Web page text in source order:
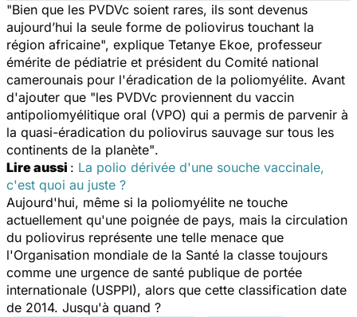
"Bien que les PVDVc soient rares, ils sont devenus
aujourd’hui la seule forme de poliovirus touchant la
région africaine", explique Tetanye Ekoe, professeur
émérite de pédiatrie et président du Comité national
camerounais pour l'éradication de la poliomyélite. Avant
d'ajouter que "les PVDVc proviennent du vaccin
antipoliomyélitique oral (VPO) qui a permis de parvenir à
la quasi-éradication du poliovirus sauvage sur tous les
continents de la planète".
Lire aussi : La polio dérivée d'une souche vaccinale,
c'est quoi au juste ?
Aujourd'hui, même si la poliomyélite ne touche
actuellement qu'une poignée de pays, mais la circulation
du poliovirus représente une telle menace que
l'Organisation mondiale de la Santé la classe toujours
comme une urgence de santé publique de portée
internationale (USPPI), alors que cette classification date
de 2014. Jusqu'à quand ?